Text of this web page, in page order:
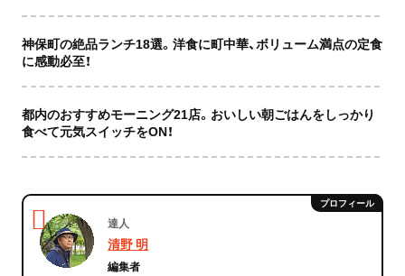
神保町の絶品ランチ18選。洋食に町中華、ボリューム満点の定食
に感動必至！
都内のおすすめモーニング21店。おいしい朝ごはんをしっかり
食べて元気スイッチをON！
達人
清野 明
編集者